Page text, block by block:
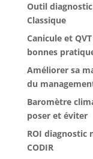
Outil
Classique
Canicule et
bonnes
Améliorer sa
du
Baromètre
poser et éviter
ROI diagnostic
CODIR